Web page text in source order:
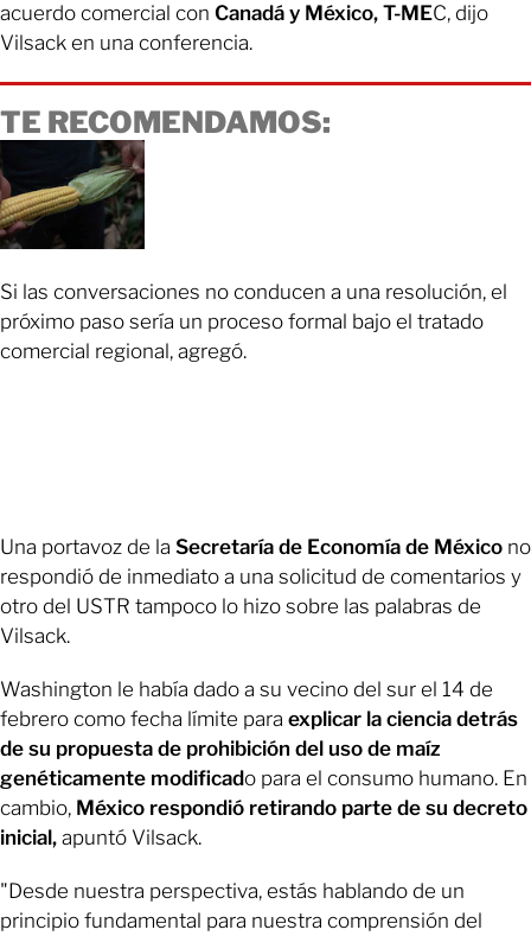
acuerdo comercial con Canadá y México, T-MEC, dijo
Vilsack en una conferencia.
TE RECOMENDAMOS:
Si las conversaciones no conducen a una resolución, el
próximo paso sería un proceso formal bajo el tratado
comercial regional, agregó.
Una portavoz de la Secretaría de Economía de México no
respondió de inmediato a una solicitud de comentarios y
otro del USTR tampoco lo hizo sobre las palabras de
Vilsack.
Washington le había dado a su vecino del sur el 14 de
febrero como fecha límite para explicar la ciencia detrás
de su propuesta de prohibición del uso de maíz
genéticamente modificado para el consumo humano. En
cambio, México respondió retirando parte de su decreto
inicial, apuntó Vilsack.
"Desde nuestra perspectiva, estás hablando de un
principio fundamental para nuestra comprensión del